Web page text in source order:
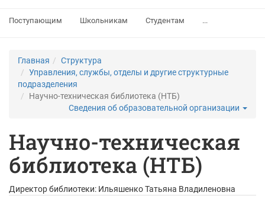
Поступающим Школьникам Студентам ...
Главная
Структура
Управления, службы, отделы и другие структурные
подразделения
Научно-техническая библиотека (НТБ)
Сведения об образовательной организации
Научно-техническая
библиотека (НТБ)
Директор библиотеки: Ильяшенко Татьяна Владиленовна